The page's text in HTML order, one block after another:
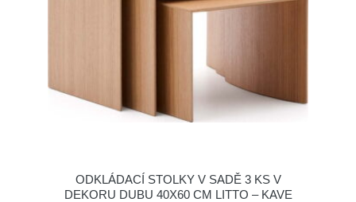
ODKLÁDACÍ STOLKY V SADĚ 3 KS V
DEKORU DUBU 40X60 CM LITTO – KAVE